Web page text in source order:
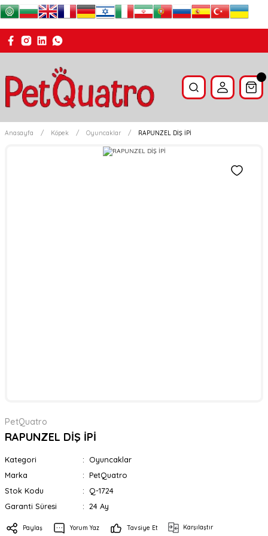
Anasayfa Köpek Oyuncaklar RAPUNZEL DİŞ İPİ
PetQuatro
RAPUNZEL DİŞ İPİ
Kategori
Oyuncaklar
Marka
PetQuatro
Stok Kodu
Q-1724
Garanti Süresi
24 Ay
Paylaş Yorum Yaz Tavsiye Et Karşılaştır